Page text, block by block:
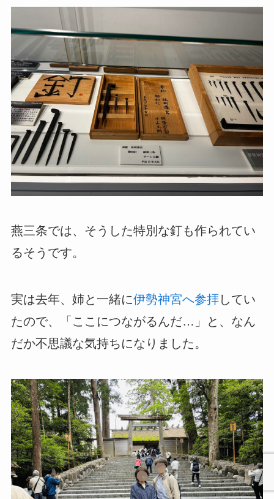
燕三条では、そうした特別な釘も作られてい
るそうです。
実は去年、姉と一緒に伊勢神宮へ参拝してい
たので、「ここにつながるんだ…」と、なん
だか不思議な気持ちになりました。